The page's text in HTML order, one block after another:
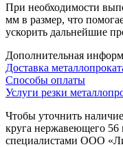
При необходимости
мм в размер, что
ускорить дальнейшие
Дополнительная
Доставка
Способы оплаты
Услуги резки
Чтобы уточнить
круга нержавеющего
специалистами ООО